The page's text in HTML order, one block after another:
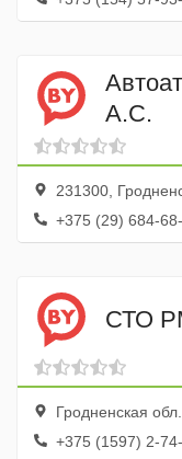
А.С.
231300, Гродненская
+375 (29) 684-68-
СТО
Гродненская обл.,
+375 (1597) 2-74-